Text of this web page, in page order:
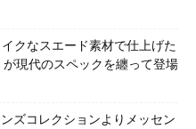
イクなスエード素材で仕上げた
が現代のスペックを纏って登場
ズコレクションよりメッセン